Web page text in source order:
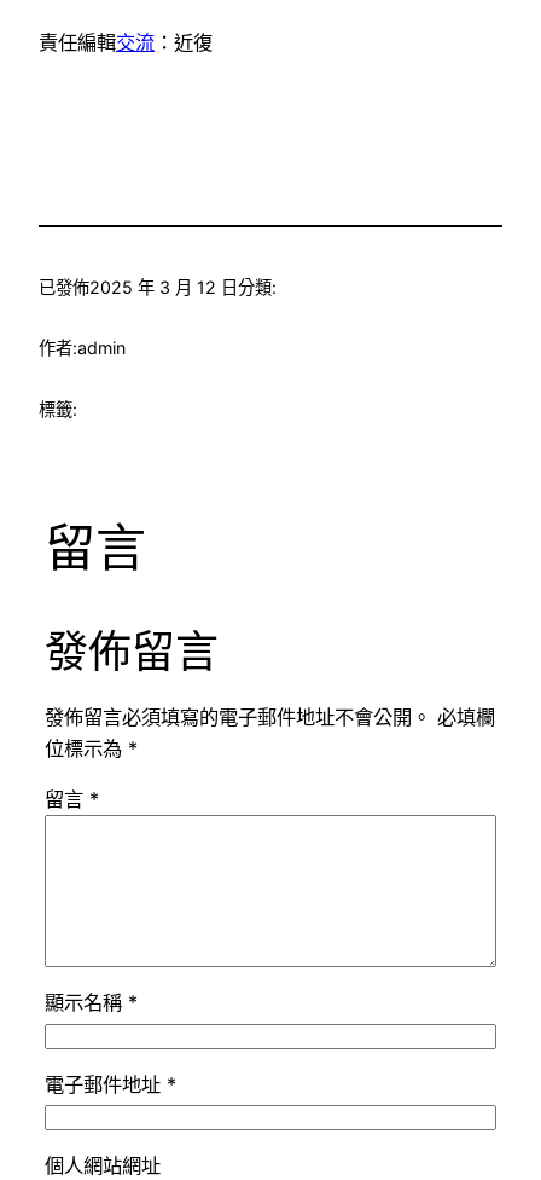
責任編輯交流 ：近復
已發佈2025 年 3 月 12 日分類:
作者:admin
標籤:
留言
發佈留言
發佈留言必須填寫的電子郵件地址不會公開。 必填欄
位標示為 *
留言 *
顯示名稱 *
電子郵件地址 *
個人網站網址